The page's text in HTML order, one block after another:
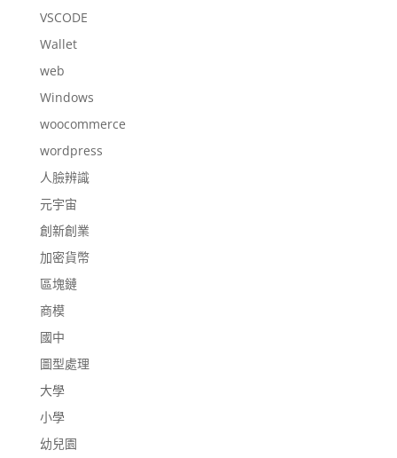
VSCODE
Wallet
web
Windows
woocommerce
wordpress
人臉辨識
元宇宙
創新創業
加密貨幣
區塊鏈
商模
國中
圖型處理
大學
小學
幼兒園